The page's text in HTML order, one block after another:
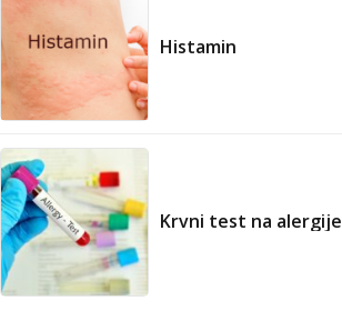
Histamin
Krvni test na alergije